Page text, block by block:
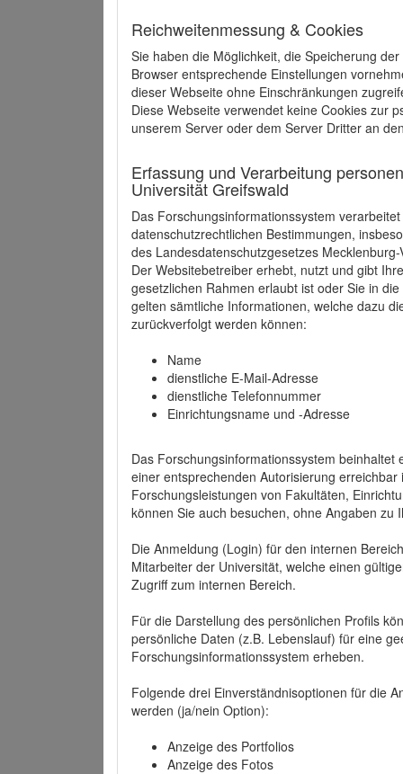
Reichweitenmessung & Cookies
Sie haben die Möglichkeit, die Speicherung
Browser entsprechende Einstellungen
dieser Webseite ohne Einschränkungen
Diese Webseite verwendet keine Cookies zur
unserem Server oder dem Server Dritter an
Erfassung und Verarbeitung
Universität Greifswald
Das Forschungsinformationssystem
datenschutzrechtlichen Bestimmungen,
des Landesdatenschutzgesetzes
Der Websitebetreiber erhebt, nutzt und gibt
gesetzlichen Rahmen erlaubt ist oder Sie in
gelten sämtliche Informationen, welche dazu
zurückverfolgt werden können:
Name
dienstliche E-Mail-Adresse
dienstliche Telefonnummer
Einrichtungsname und -Adresse
Das Forschungsinformationssystem beinhaltet
einer entsprechenden Autorisierung
Forschungsleistungen von Fakultäten,
können Sie auch besuchen, ohne Angaben zu
Die Anmeldung (Login) für den internen
Mitarbeiter der Universität, welche einen
Zugriff zum internen Bereich.
Für die Darstellung des persönlichen Profils
persönliche Daten (z.B. Lebenslauf) für eine
Forschungsinformationssystem erheben.
Folgende drei Einverständnisoptionen für die
werden (ja/nein Option):
Anzeige des Portfolios
Anzeige des Fotos